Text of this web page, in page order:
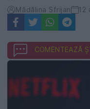
Mădălina Sfrijan 12
COMENTEAZĂ